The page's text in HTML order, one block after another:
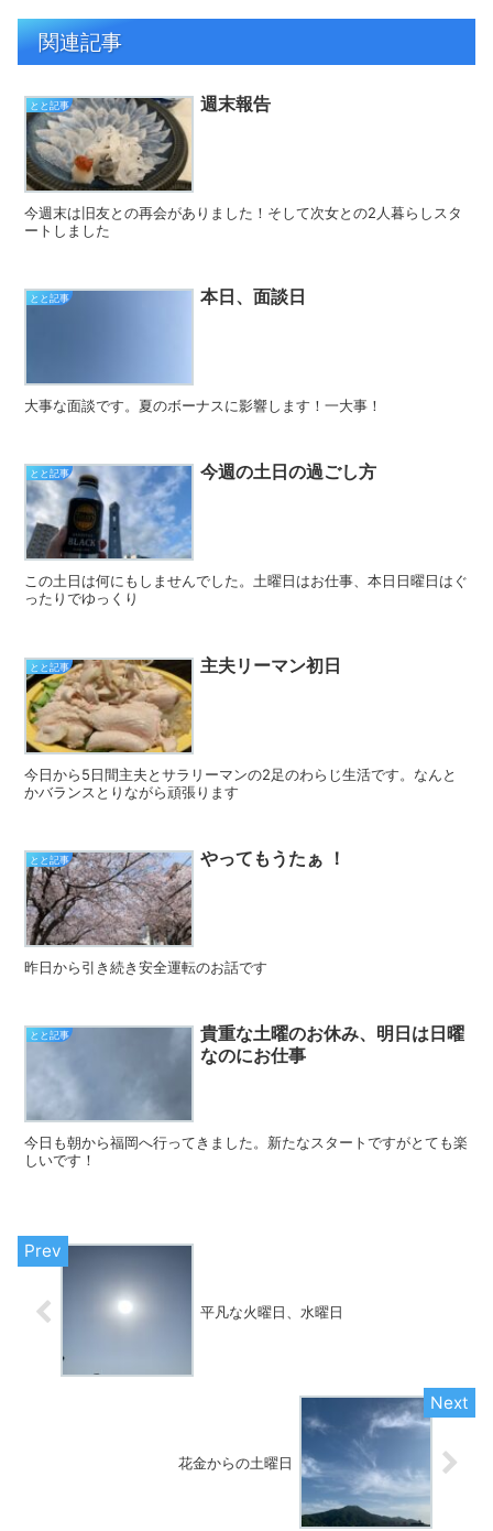
関連記事
とと記事 週末報告
今週末は旧友との再会がありました！そして次女との2人暮らしスタ
ートしました
とと記事 本日、面談日
大事な面談です。夏のボーナスに影響します！一大事！
とと記事 今週の土日の過ごし方
この土日は何にもしませんでした。土曜日はお仕事、本日日曜日はぐ
ったりでゆっくり
とと記事 主夫リーマン初日
今日から5日間主夫とサラリーマンの2足のわらじ生活です。なんと
かバランスとりながら頑張ります
とと記事 やってもうたぁ ！
昨日から引き続き安全運転のお話です
とと記事
貴重な土曜のお休み、明日は日曜
なのにお仕事
今日も朝から福岡へ行ってきました。新たなスタートですがとても楽
しいです！
平凡な火曜日、水曜日
花金からの土曜日